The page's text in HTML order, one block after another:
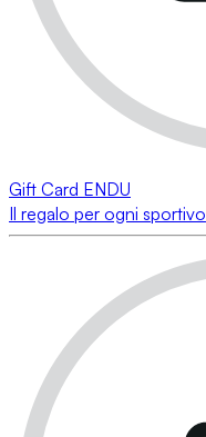
Gift Card ENDU
Il regalo per ogni sportivo